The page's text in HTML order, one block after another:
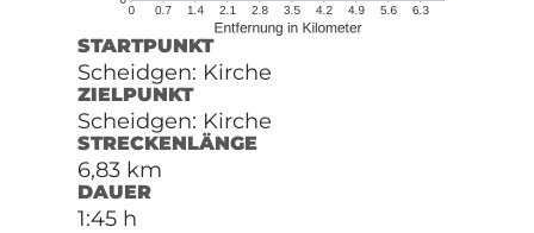
STARTPUNKT
Scheidgen: Kirche
ZIELPUNKT
Scheidgen: Kirche
STRECKENLÄNGE
6,83 km
DAUER
1:45 h